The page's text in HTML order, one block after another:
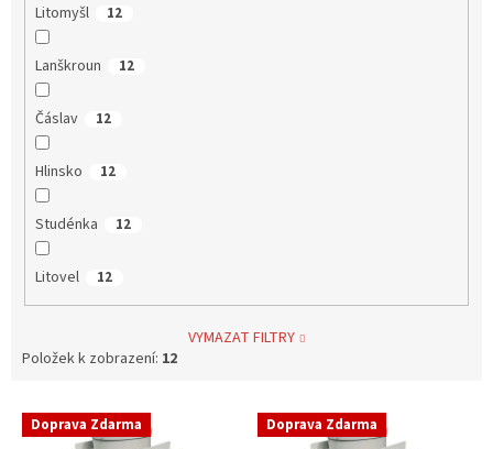
Litomyšl 12
Lanškroun 12
Čáslav 12
Hlinsko 12
Studénka 12
Litovel 12
VYMAZAT FILTRY
Položek k zobrazení: 12
V Doprava Zdarma Doprava Zdarma